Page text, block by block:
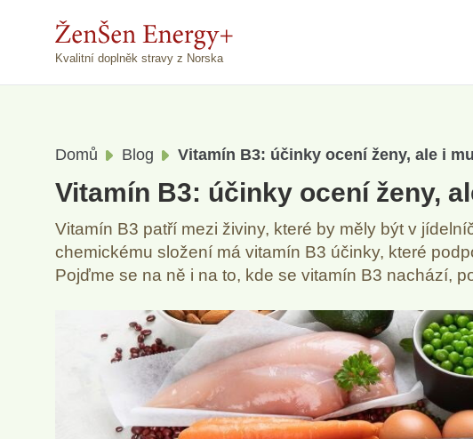
Kvalitní doplněk stravy z Norska
Domů Blog Vitamín B3: účinky ocení ženy, ale i
Vitamín B3: účinky ocení ženy,
Vitamín B3 patří mezi živiny, které by měly být v
chemickému složení má vitamín B3 účinky, které
Pojďme se na ně i na to, kde se vitamín B3 nachází,